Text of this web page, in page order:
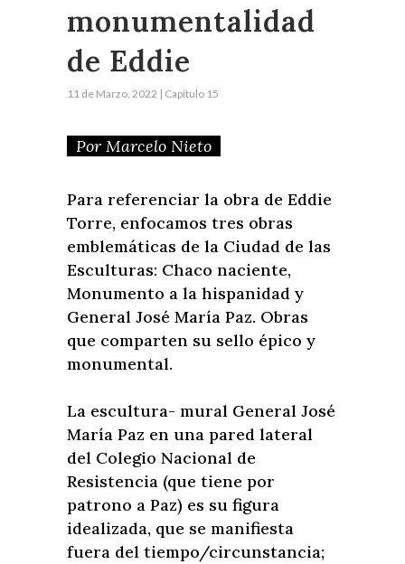
monumentalidad
de Eddie
11 de Marzo, 2022 | Capítulo 15
Por Marcelo Nieto
Para referenciar la obra de Eddie
Torre, enfocamos tres obras
emblemáticas de la Ciudad de las
Esculturas: Chaco naciente,
Monumento a la hispanidad y
General José María Paz. Obras
que comparten su sello épico y
monumental.
La escultura- mural General José
María Paz en una pared lateral
del Colegio Nacional de
Resistencia (que tiene por
patrono a Paz) es su figura
idealizada, que se manifiesta
fuera del tiempo/circunstancia;